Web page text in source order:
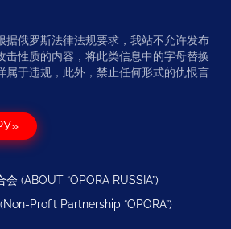
据俄罗斯法律法规要求，我站不允许发布
击性质的内容，将此类信息中的字母替换
属于违规，此外，禁止任何形式的仇恨言
(ABOUT “OPORA RUSSIA”)
Profit Partnership “OPORA”)